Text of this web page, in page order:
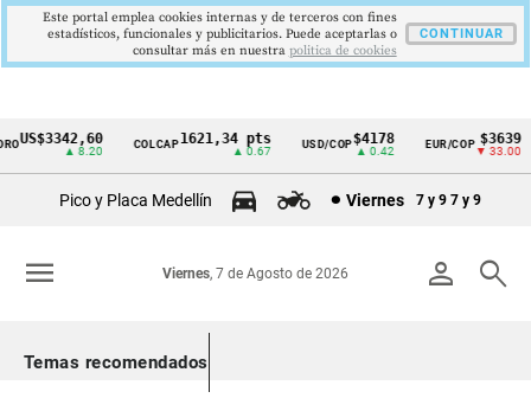
Cintillo
Colombia
US$3342,60
▲ 8.20
COLCAP1621,34 pts
▲ 0.67
USD/COP$4178
▲ 0.42
EUR/COP $3639
▼ 33.00
Pico y Placa Medellín Viernes 7 y 9 7 y 9
person search
Viernes, 7 de Agosto de 2026
menu
Temas recomendados
Este portal emplea cookies internas y de terceros con fines
estadísticos, funcionales y publicitarios. Puede aceptarlas o
consultar más en nuestra politica de cookies
CONTINUAR